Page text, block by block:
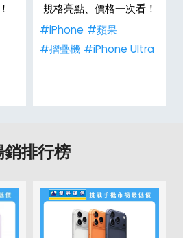
規格亮點、價格一次看！
#iPhone #蘋果
#摺疊機 #iPhone Ultra
銷排行榜